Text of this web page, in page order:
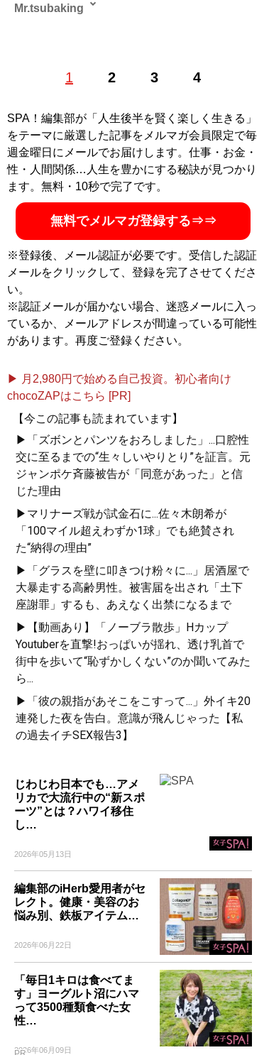
1 2 3 4
Mr.tsubaking
NHK「大！天才てれびくん」の主題歌を担当し、サエキ
朝日「世界の名画」をはじめ、放送作家としても活動
し、Webサイト「世界の美術館」での美術コラムやニュ
ースサイト「TABLO」での珍スポット連載を執筆。その
ほか、旅行会社などで仏像解説も。
記事一覧へ
SPA！編集部が「人生後半を賢く楽しく生きる」
をテーマに厳選した記事をメルマガ会員限定で毎
週金曜日にメールでお届けします。仕事・お金・
性・人間関係…人生を豊かにする秘訣が見つかり
ます。無料・10秒で完了です。
無料でメルマガ登録する⇒⇒
※登録後、メール認証が必要です。受信した認証
メールをクリックして、登録を完了させてくださ
い。
※認証メールが届かない場合、迷惑メールに入っ
ているか、メールアドレスが間違っている可能性
があります。再度ご登録ください。
▶ 月2,980円で始める自己投資。初心者向け
chocoZAPはこちら [PR]
【今この記事も読まれています】
▶「ズボンとパンツをおろしました」...口腔性
交に至るまでの“生々しいやりとり”を証言。元
ジャンポケ斉藤被告が「同意があった」と信
じた理由
▶マリナーズ戦が試金石に...佐々木朗希が
「100マイル超えわずか1球」でも絶賛され
た“納得の理由”
▶「グラスを壁に叩きつけ粉々に...」居酒屋で
大暴走する高齢男性。被害届を出され「土下
座謝罪」するも、あえなく出禁になるまで
▶【動画あり】「ノーブラ散歩」Hカップ
Youtuberを直撃!おっぱいが揺れ、透け乳首で
街中を歩いて“恥ずかしくない”のか聞いてみた
ら...
▶「彼の親指があそこをこすって...」外イキ20
連発した夜を告白。意識が飛んじゃった【私
の過去イチSEX報告3】
じわじわ日本でも…アメ
リカで大流行中の“新スポ
ーツ”とは？ハワイ移住
し…
2026年05月13日
編集部のiHerb愛用者がセ
レクト。健康・美容のお
悩み別、鉄板アイテム…
2026年06月22日
「毎日1キロは食べてま
す」ヨーグルト沼にハマ
って3500種類食べた女
性…
2026年06月09日